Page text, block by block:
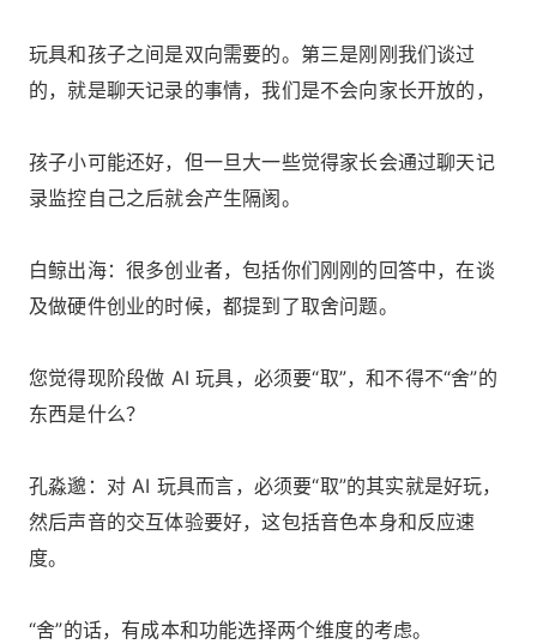
玩具和孩子之间是双向需要的。第三是刚刚我们谈过
的，就是聊天记录的事情，我们是不会向家长开放的，
孩子小可能还好，但一旦大一些觉得家长会通过聊天记
录监控自己之后就会产生隔阂。
白鲸出海：很多创业者，包括你们刚刚的回答中，在谈
及做硬件创业的时候，都提到了取舍问题。
您觉得现阶段做 AI 玩具，必须要“取”，和不得不“舍”的
东西是什么？
孔淼邈：对 AI 玩具而言，必须要“取”的其实就是好玩，
然后声音的交互体验要好，这包括音色本身和反应速
度。
“舍”的话，有成本和功能选择两个维度的考虑。